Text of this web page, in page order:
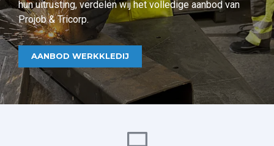
hun uitrusting, verdelen wij het volledige aanbod van
Projob & Tricorp.
AANBOD WERKKLEDIJ